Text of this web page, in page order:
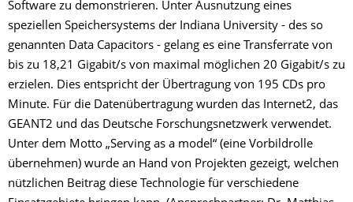
Software zu demonstrieren. Unter Ausnutzung eines
speziellen Speichersystems der Indiana University - des so
genannten Data Capacitors - gelang es eine Transferrate von
bis zu 18,21 Gigabit/s von maximal möglichen 20 Gigabit/s zu
erzielen. Dies entspricht der Übertragung von 195 CDs pro
Minute. Für die Datenübertragung wurden das Internet2, das
GEANT2 und das Deutsche Forschungsnetzwerk verwendet.
Unter dem Motto „Serving as a model“ (eine Vorbildrolle
übernehmen) wurde an Hand von Projekten gezeigt, welchen
nützlichen Beitrag diese Technologie für verschiedene